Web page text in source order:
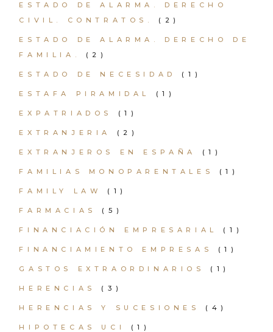
ESTADO DE ALARMA. DERECHO
CIVIL. CONTRATOS.
(2)
ESTADO DE ALARMA. DERECHO DE
FAMILIA.
(2)
ESTADO DE NECESIDAD (1)
ESTAFA PIRAMIDAL (1)
EXPATRIADOS (1)
EXTRANJERIA (2)
EXTRANJEROS EN ESPAÑA (1)
FAMILIAS MONOPARENTALES (1)
FAMILY LAW (1)
FARMACIAS (5)
FINANCIACIÓN EMPRESARIAL (1)
FINANCIAMIENTO EMPRESAS (1)
GASTOS EXTRAORDINARIOS (1)
HERENCIAS (3)
HERENCIAS Y SUCESIONES (4)
HIPOTECAS UCI (1)